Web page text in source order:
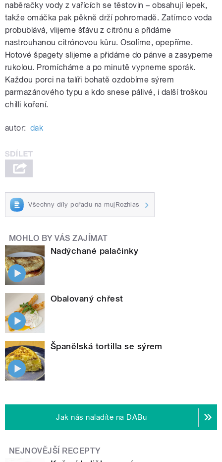
naběračky vody z vařících se těstovin – obsahují lepek,
takže omáčka pak pěkně drží pohromadě. Zatímco voda
probublává, vlijeme šťávu z citrónu a přidáme
nastrouhanou citrónovou kůru. Osolíme, opepříme.
Hotové špagety slijeme a přidáme do pánve a zasypeme
rukolou. Promícháme a po minutě vypneme sporák.
Každou porci na talíři bohatě ozdobíme sýrem
parmazánového typu a kdo snese pálivé, i další troškou
chilli koření.
autor: dak
Všechny díly pořadu na mujRozhlas
MOHLO BY VÁS ZAJÍMAT
Nadýchané palačinky
Obalovaný chřest
Španělská tortilla se sýrem
Jak nás naladíte na DABu
NEJNOVĚJŠÍ RECEPTY